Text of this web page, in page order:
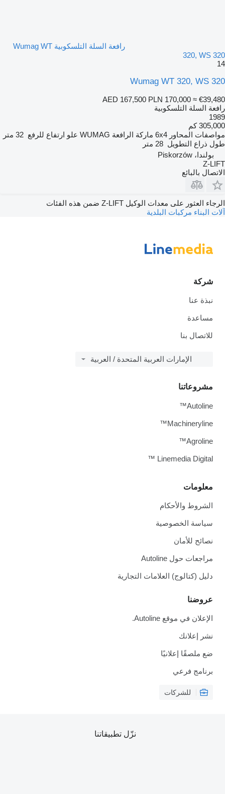
رافعة السلة التلسكوبية Wumag WT
320, WS 320
14
Wumag WT 320, WS 320
AED 167,500 PLN 170,000 ≈ €39,480
رافعة السلة التلسكوبية
1989
305,000 كم
مواصفات المحاور 6x4 ماركة الرافعة WUMAG علو ارتفاع للرفع 32 متر
طول ذراع التطويل 28 متر
بولندا، Piskorzów
Z-LIFT
الاتصال بالبائع
الرجاء العثور على معدات الوكيل Z-LIFT ضمن هذه الفئات
آلات البناء مركبات البلدية
شركة
نبذة عنا
مساعدة
للاتصال بنا
الإمارات العربية المتحدة / العربية
معلومات
الشروط والأحكام
سياسة الخصوصية
نصائح للأمان
مراجعات حول Autoline
دليل (كتالوج) العلامات التجارية
عروضنا
الإعلان في موقع Autoline.
نشر إعلانك
ضع ملصقًا إعلانيًا
برنامج فرعي
للشركات
مشروعاتنا
Autoline™
Machineryline™
Agroline™
Linemedia Digital ™
نزّل تطبيقاتنا